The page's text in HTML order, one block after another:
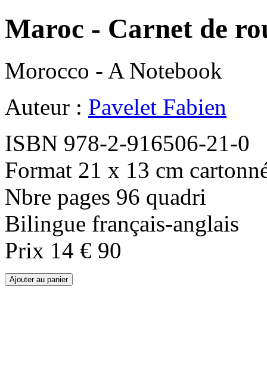
Maroc - Carnet de
Morocco - A Notebook
Auteur : Pavelet Fabien
ISBN 978-2-916506-21-0
Format 21 x 13 cm
Nbre pages 96 quadri
Bilingue français-anglais
Prix 14 € 90